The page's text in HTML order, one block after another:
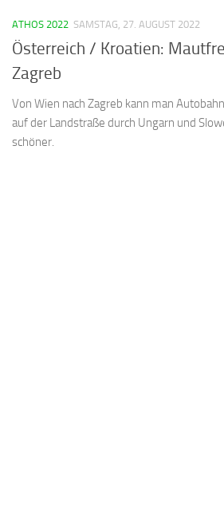
ATHOS 2022 SAMSTAG, 27. AUGUST 2022
Österreich / Kroatien:
Zagreb
Von Wien nach Zagreb kann man
auf der Landstraße durch Ungarn und
schöner.